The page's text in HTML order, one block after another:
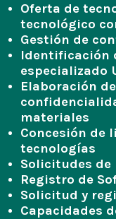
Oferta de
tecnológico
Gestión de
Identificación
especializado
Elaboración
materiales
Concesión de
tecnologías
Solicitudes de
Registro de
Solicitud y
Capacidades